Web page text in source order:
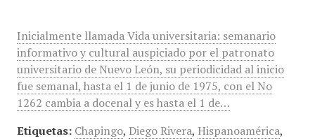
Inicialmente llamada Vida universitaria: semanario
informativo y cultural auspiciado por el patronato
universitario de Nuevo León, su periodicidad al inicio
fue semanal, hasta el 1 de junio de 1975, con el No
1262 cambia a docenal y es hasta el 1 de…
Etiquetas: Chapingo, Diego Rivera, Hispanoamérica,